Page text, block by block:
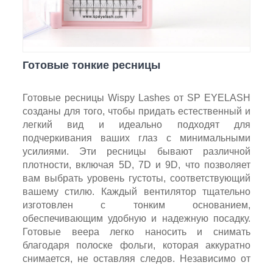
Готовые тонкие ресницы
Готовые ресницы Wispy Lashes от SP EYELASH
созданы для того, чтобы придать естественный и
легкий вид и идеально подходят для
подчеркивания ваших глаз с минимальными
усилиями. Эти ресницы бывают различной
плотности, включая 5D, 7D и 9D, что позволяет
вам выбрать уровень густоты, соответствующий
вашему стилю. Каждый вентилятор тщательно
изготовлен с тонким основанием,
обеспечивающим удобную и надежную посадку.
Готовые веера легко наносить и снимать
благодаря полоске фольги, которая аккуратно
снимается, не оставляя следов. Независимо от